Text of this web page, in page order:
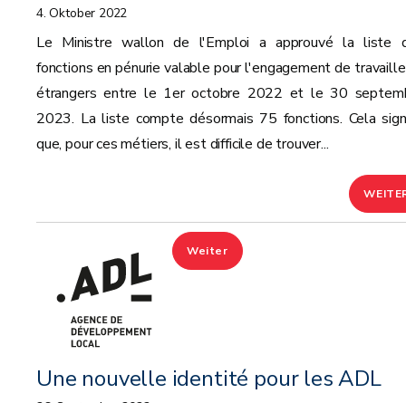
4. Oktober 2022
Le Ministre wallon de l'Emploi a approuvé la liste
fonctions en pénurie valable pour l'engagement de
étrangers entre le 1er octobre 2022 et le 30
2023. La liste compte désormais 75 fonctions. Cela
que, pour ces métiers, il est difficile de trouver...
Weiter
Une nouvelle identité pour les ADL